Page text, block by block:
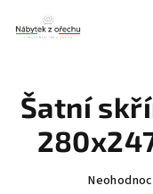
obsah
Šatní
Průměrné